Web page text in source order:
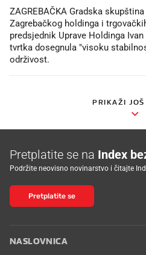
ZAGREBAČKA Gradska
Zagrebačkog holdinga i
predsjednik Uprave Holdinga
tvrtka dosegnula "visoku
održivost.
PRIKAŽI JOŠ
Pretplatite se na Index
Podržite neovisno novinarstvo i čitajte
Pretplatite se
NASLOVNICA